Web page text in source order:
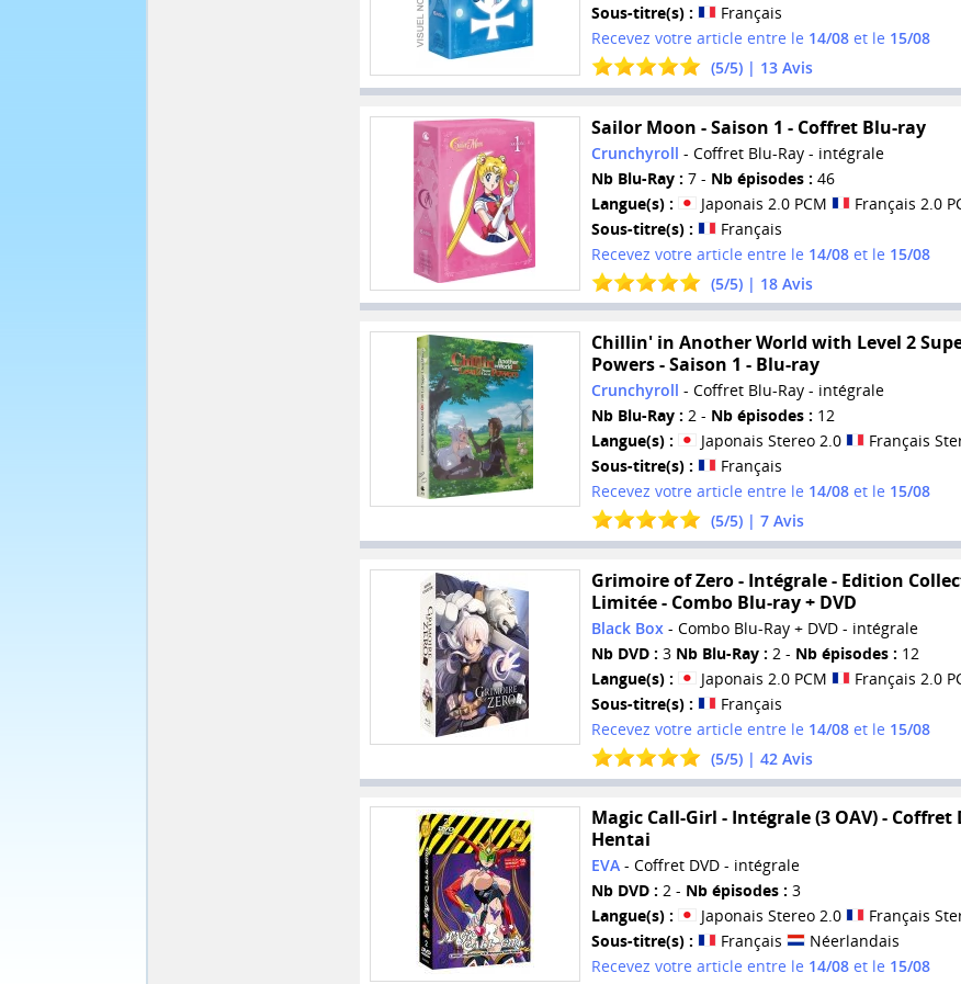
Sous-titre(s) :
Français
Recevez votre article entre le 14/08et le 15/08
(5/5) | 13Avis
Sailor Moon - Saison 1 - Coffret Blu-ray
Crunchyroll - Coffret Blu-Ray - intégrale
Nb Blu-Ray : 7 - Nb épisodes : 46
Langue(s) :
Japonais 2.0 PCM
Français 2.0
Sous-titre(s) :
Français
Recevez votre article entre le 14/08et le 15/08
(5/5) | 18Avis
Chillin' in Another World with Level 2
Powers - Saison 1 - Blu-ray
Crunchyroll - Coffret Blu-Ray - intégrale
Nb Blu-Ray : 2 - Nb épisodes : 12
Langue(s) :
Japonais Stereo 2.0
Français
Sous-titre(s) :
Français
Recevez votre article entre le 14/08et le 15/08
(5/5) | 7Avis
Grimoire of Zero - Intégrale - Edition
Limitée - Combo Blu-ray + DVD
Black Box - Combo Blu-Ray + DVD - intégrale
Nb DVD : 3 Nb Blu-Ray : 2 - Nb épisodes : 12
Langue(s) :
Japonais 2.0 PCM
Français 2.0
Sous-titre(s) :
Français
Recevez votre article entre le 14/08et le 15/08
(5/5) | 42Avis
Magic Call-Girl - Intégrale (3 OAV) - Coffret
Hentai
EVA- Coffret DVD - intégrale
Nb DVD : 2 - Nb épisodes : 3
Langue(s) :
Japonais Stereo 2.0
Français
Sous-titre(s) :
Français
Néerlandais
Recevez votre article entre le 14/08et le 15/08